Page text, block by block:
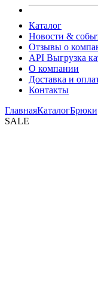
Каталог
Новости &
Отзывы о
API Выгрузка
О компании
Доставка и
Контакты
ГлавнаяКаталог
SALE